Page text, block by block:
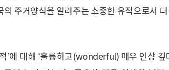
주거양식을 알려주는 소중한 유적으로서
’에 대해 ‘훌륭하고(wonderful) 매우 인상